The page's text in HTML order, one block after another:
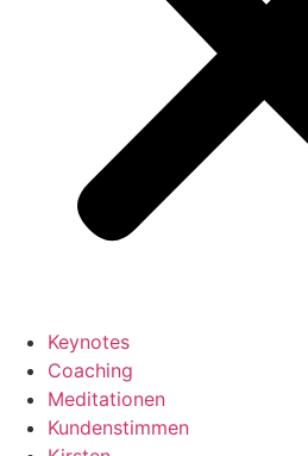
Keynotes
Coaching
Meditationen
Kundenstimmen